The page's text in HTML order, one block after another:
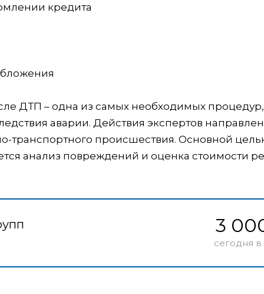
кредита
ДТП – одна из самых необходимых процедур,
аварии. Действия экспертов
транспортного происшествия. Основной
анализ повреждений и оценка стоимости
3
сегодня в